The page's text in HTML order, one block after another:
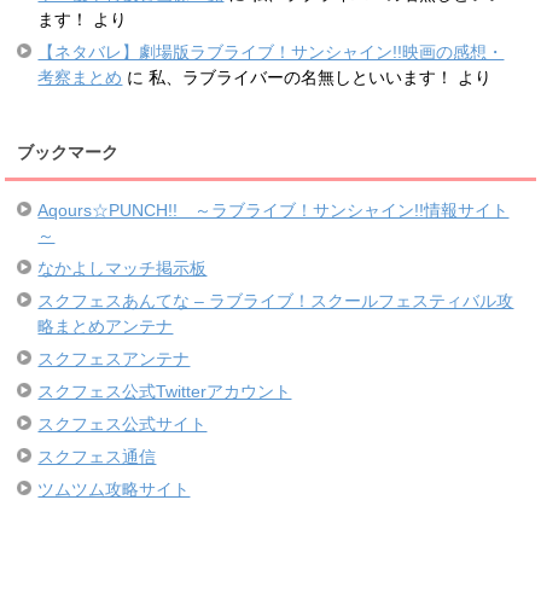
ます！
より
【ネタバレ】劇場版ラブライブ！サンシャイン!!映画の感想・
考察まとめ に私、ラブライバーの名無しといいます！ より
ブックマーク
Aqours☆PUNCH!! ～ラブライブ！サンシャイン!!情報サイト
～
なかよしマッチ掲示板
スクフェスあんてな – ラブライブ！スクールフェスティバル攻
略まとめアンテナ
スクフェスアンテナ
スクフェス公式Twitterアカウント
スクフェス公式サイト
スクフェス通信
ツムツム攻略サイト